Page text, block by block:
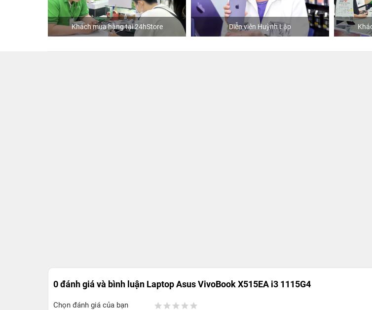
mua hàng tại 24hStore Diễn viên Huỳnh Lập Khách mua hàng tại 24hStore
0 đánh giá và bình luận Laptop Asus VivoBook X515EA i3 1115G4
Chọn đánh giá của bạn